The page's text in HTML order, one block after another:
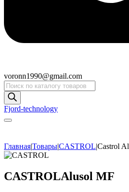
voronn1990@gmail.com
Поиск
товаров
Fjord-technology
Главная|Товары|CASTROL|Castrol
CASTROLAlusol MF